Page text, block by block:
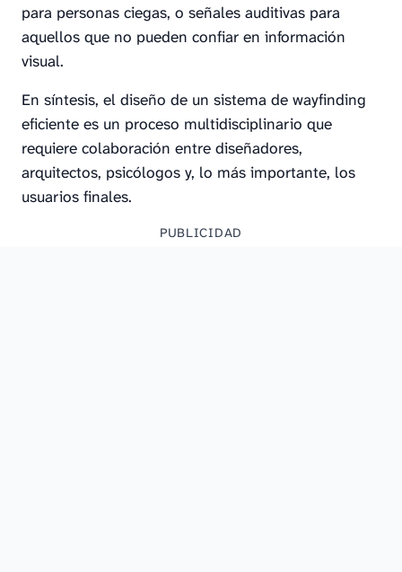
para personas ciegas, o señales auditivas para
aquellos que no pueden confiar en información
visual.
En síntesis, el diseño de un sistema de wayfinding
eficiente es un proceso multidisciplinario que
requiere colaboración entre diseñadores,
arquitectos, psicólogos y, lo más importante, los
usuarios finales.
PUBLICIDAD